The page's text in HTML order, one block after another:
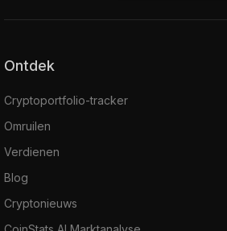
Ontdek
Cryptoportfolio-tracker
Omruilen
Verdienen
Blog
Cryptonieuws